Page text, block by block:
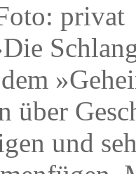
privat
über
und